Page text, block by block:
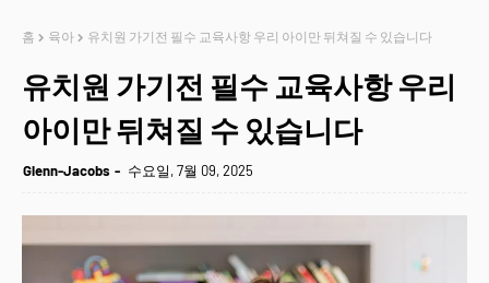
홈 육아 유치원 가기전 필수 교육사항 우리 아이만 뒤쳐질 수 있습니다
유치원 가기전 필수 교육사항 우리
아이만 뒤쳐질 수 있습니다
Glenn-Jacobs 수요일, 7월 09, 2025